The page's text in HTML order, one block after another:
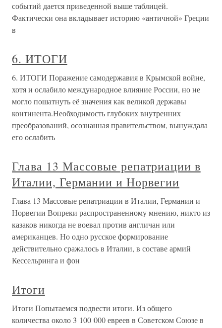
событий дается приведенной выше таблицей.
Фактически она вкладывает историю «античной» Греции
в
6. ИТОГИ
6. ИТОГИ Поражение самодержавия в Крымской войне,
хотя и ослабило международное влияние России, но не
могло пошатнуть её значения как великой державы
континента.Необходимость глубоких внутренних
преобразований, осознанная правительством, вынуждала
его ослабить
Глава 13 Массовые репатриации в
Италии, Германии и Норвегии
Глава 13 Массовые репатриации в Италии, Германии и
Норвегии Вопреки распространенному мнению, никто из
казаков никогда не воевал против англичан или
американцев. Но одно русское формирование
действительно сражалось в Италии, в составе армий
Кессельринга и фон
Итоги
Итоги Попытаемся подвести итоги. Из общего
количества около 3 100 000 евреев в Советском Союзе в